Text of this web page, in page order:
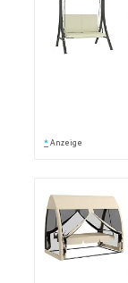
* Anzeige